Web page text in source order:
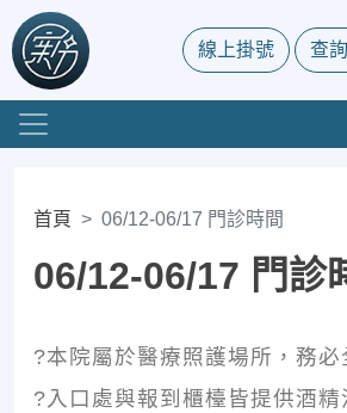
線上掛號 查
首頁 06/12-06/17 門診時間
06/12-06/17 門診
?本院屬於醫療照護場所，務必
?入口處與報到櫃檯皆提供酒精